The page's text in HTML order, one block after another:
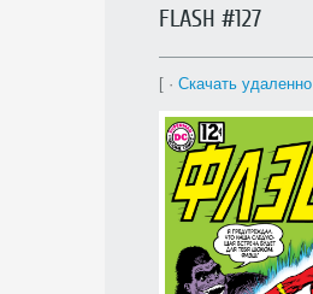
FLASH #127
[ · Скачать удаленно